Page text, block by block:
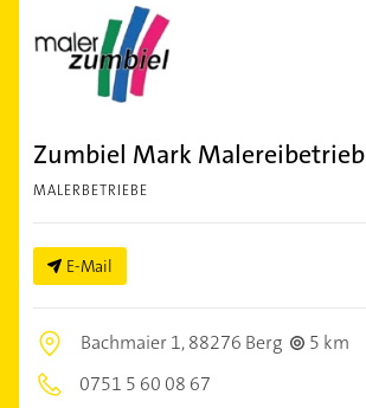
Zumbiel Mark Malereibetrieb
MALERBETRIEBE
E-Mail
Bachmaier 1,88276 Berg
5 km
0751 5 60 08 67